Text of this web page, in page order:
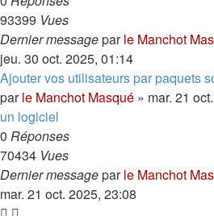
93399 Vues
Dernier messageparle Manchot
jeu. 30 oct. 2025, 01:14
Ajouter vos utilisateurs par paquets
parle Manchot Masqué » mar. 21
un logiciel
0 Réponses
70434 Vues
Dernier messageparle Manchot
mar. 21 oct. 2025, 23:08